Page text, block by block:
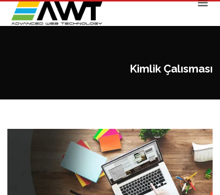
Kimlik Çalısması